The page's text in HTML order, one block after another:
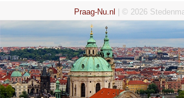
Praag-Nu.nl | © 2026